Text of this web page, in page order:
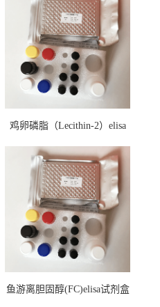
鸡卵磷脂（Lecithin-2）elisa
鱼游离胆固醇(FC)elisa试剂盒